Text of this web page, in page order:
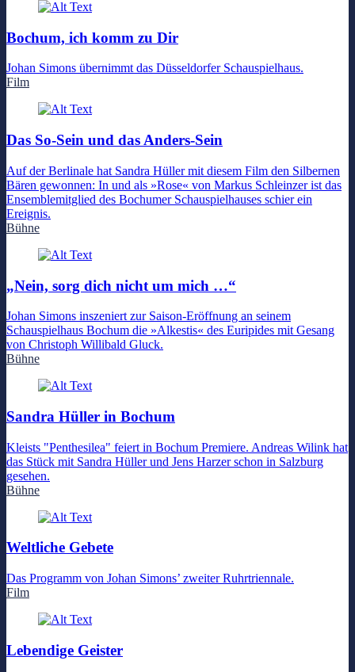
Bochum, ich komm zu Dir
Johan Simons übernimmt das Düsseldorfer Schauspielhaus.
Film
Das So-Sein und das Anders-Sein
Auf der Berlinale hat Sandra Hüller mit diesem Film den Silbernen
Bären gewonnen: In und als »Rose« von Markus Schleinzer ist das
Ensemblemitglied des Bochumer Schauspielhauses schier ein
Ereignis.
Bühne
„Nein, sorg dich nicht um mich …“
Johan Simons inszeniert zur Saison-Eröffnung an seinem
Schauspielhaus Bochum die »Alkestis« des Euripides mit Gesang
von Christoph Willibald Gluck.
Bühne
Sandra Hüller in Bochum
Kleists "Penthesilea" feiert in Bochum Premiere. Andreas Wilink hat
das Stück mit Sandra Hüller und Jens Harzer schon in Salzburg
gesehen.
Bühne
Weltliche Gebete
Das Programm von Johan Simons’ zweiter Ruhrtriennale.
Film
Lebendige Geister